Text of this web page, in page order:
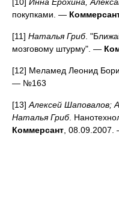
покупками. —
[11] Наталья Гриб.
мозговому штурму". —
[12] Меламед Леонид
— №163
[13] Алексей Шаповалов;
Наталья Гриб.
Коммерсант ,